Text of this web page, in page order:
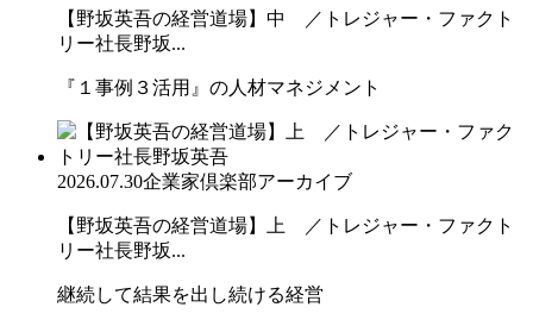
【野坂英吾の経営道場】中 ／トレジャー・ファクト
リー社長野坂...
『１事例３活用』の人材マネジメント
2026.07.30企業家倶楽部アーカイブ
【野坂英吾の経営道場】上 ／トレジャー・ファクト
リー社長野坂...
継続して結果を出し続ける経営